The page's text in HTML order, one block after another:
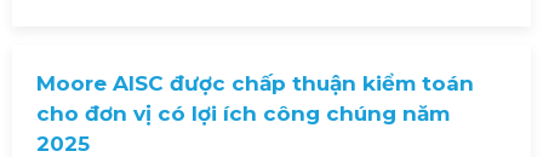
Moore AISC được chấp thuận kiểm toán
cho đơn vị có lợi ích công chúng năm
2025